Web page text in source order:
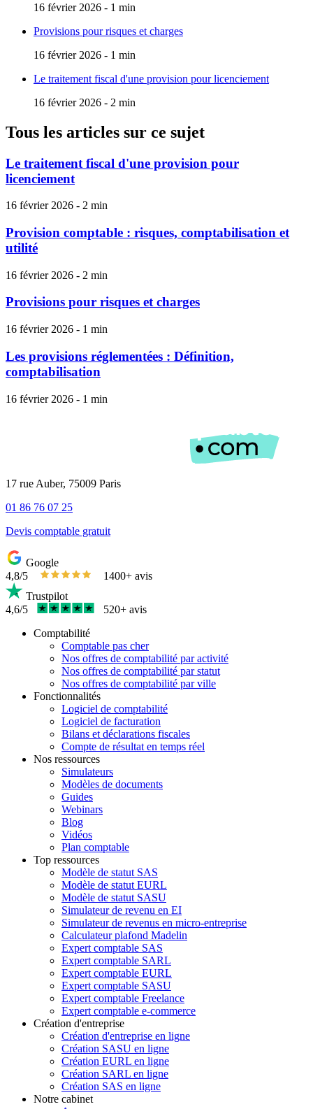
16 février 2026 - 1 min
Provisions pour risques et charges
16 février 2026 - 1 min
Le traitement fiscal d'une provision pour licenciement
16 février 2026 - 2 min
Tous les articles sur ce sujet
Le traitement fiscal d'une provision pour
licenciement
16 février 2026 - 2 min
Provision comptable : risques, comptabilisation et
utilité
16 février 2026 - 2 min
Provisions pour risques et charges
16 février 2026 - 1 min
Les provisions réglementées : Définition,
comptabilisation
16 février 2026 - 1 min
17 rue Auber, 75009 Paris
01 86 76 07 25
Devis comptable gratuit
Google
4,8/5
1400+ avis
Trustpilot
4,6/5
520+ avis
Comptabilité
Comptable pas cher
Nos offres de comptabilité par activité
Nos offres de comptabilité par statut
Nos offres de comptabilité par ville
Fonctionnalités
Logiciel de comptabilité
Logiciel de facturation
Bilans et déclarations fiscales
Compte de résultat en temps réel
Nos ressources
Simulateurs
Modèles de documents
Guides
Webinars
Blog
Vidéos
Plan comptable
Top ressources
Modèle de statut SAS
Modèle de statut EURL
Modèle de statut SASU
Simulateur de revenu en EI
Simulateur de revenus en micro-entreprise
Calculateur plafond Madelin
Expert comptable SAS
Expert comptable SARL
Expert comptable EURL
Expert comptable SASU
Expert comptable Freelance
Expert comptable e-commerce
Création d'entreprise
Création d'entreprise en ligne
Création SASU en ligne
Création EURL en ligne
Création SARL en ligne
Création SAS en ligne
Notre cabinet